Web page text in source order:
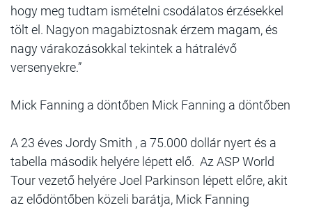
hogy meg tudtam ismételni csodálatos érzésekkel
tölt el. Nagyon magabiztosnak érzem magam, és
nagy várakozásokkal tekintek a hátralévő
versenyekre.”
Mick Fanning a döntőben Mick Fanning a döntőben
A 23 éves Jordy Smith , a 75.000 dollár nyert és a
tabella második helyére lépett elő. Az ASP World
Tour vezető helyére Joel Parkinson lépett előre, akit
az elődöntőben közeli barátja, Mick Fanning